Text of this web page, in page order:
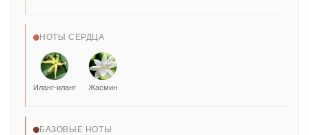
НОТЫ СЕРДЦА
Иланг-иланг Жасмин
БАЗОВЫЕ НОТЫ